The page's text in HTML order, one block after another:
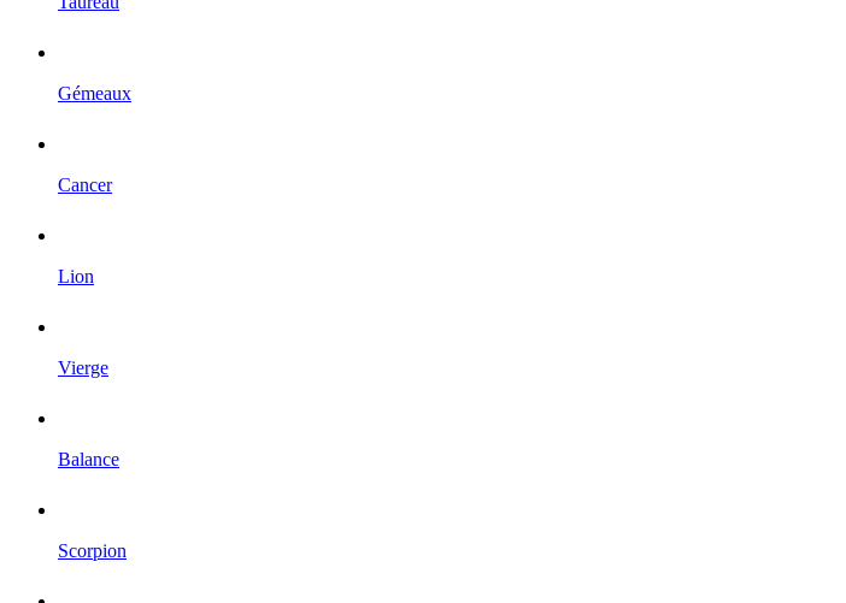
Gémeaux
Cancer
Lion
Vierge
Balance
Scorpion